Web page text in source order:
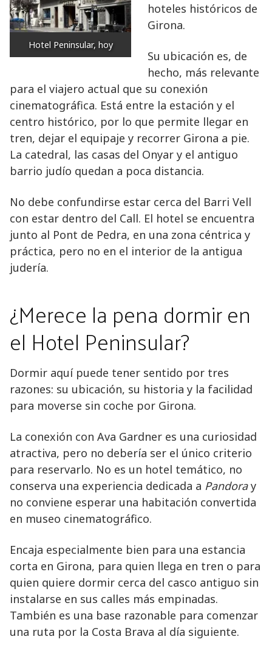
Hotel Peninsular, hoy
hoteles históricos de
Girona.
Su ubicación es, de
hecho, más relevante
para el viajero actual que su conexión
cinematográfica. Está entre la estación y el
centro histórico, por lo que permite llegar en
tren, dejar el equipaje y recorrer Girona a pie.
La catedral, las casas del Onyar y el antiguo
barrio judío quedan a poca distancia.
No debe confundirse estar cerca del Barri Vell
con estar dentro del Call. El hotel se encuentra
junto al Pont de Pedra, en una zona céntrica y
práctica, pero no en el interior de la antigua
judería.
¿Merece la pena dormir en
el Hotel Peninsular?
Dormir aquí puede tener sentido por tres
razones: su ubicación, su historia y la facilidad
para moverse sin coche por Girona.
La conexión con Ava Gardner es una curiosidad
atractiva, pero no debería ser el único criterio
para reservarlo. No es un hotel temático, no
conserva una experiencia dedicada a Pandoray
no conviene esperar una habitación convertida
en museo cinematográfico.
Encaja especialmente bien para una estancia
corta en Girona, para quien llega en tren o para
quien quiere dormir cerca del casco antiguo sin
instalarse en sus calles más empinadas.
También es una base razonable para comenzar
una ruta por la Costa Brava al día siguiente.